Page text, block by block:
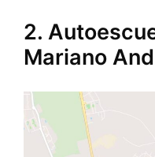
2.
Mariano